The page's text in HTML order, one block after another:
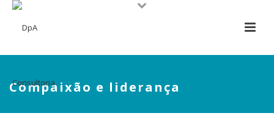
Compaixão e liderança